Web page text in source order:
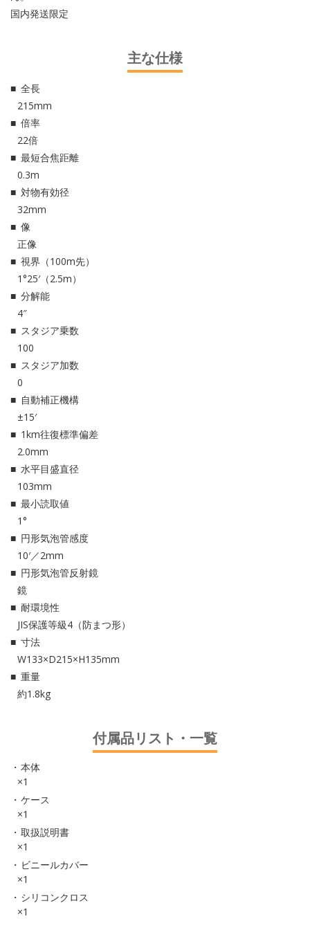
国内発送限定
主な仕様
全長
215mm
倍率
22倍
最短合焦距離
0.3m
対物有効径
32mm
像
正像
視界（100m先）
1°25′（2.5m）
分解能
4″
スタジア乗数
100
スタジア加数
0
自動補正機構
±15′
1km往復標準偏差
2.0mm
水平目盛直径
103mm
最小読取値
1°
円形気泡管感度
10′／2mm
円形気泡管反射鏡
鏡
耐環境性
JIS保護等級4（防まつ形）
寸法
W133×D215×H135mm
重量
約1.8kg
付属品リスト・一覧
本体
×1
ケース
×1
取扱説明書
×1
ビニールカバー
×1
シリコンクロス
×1